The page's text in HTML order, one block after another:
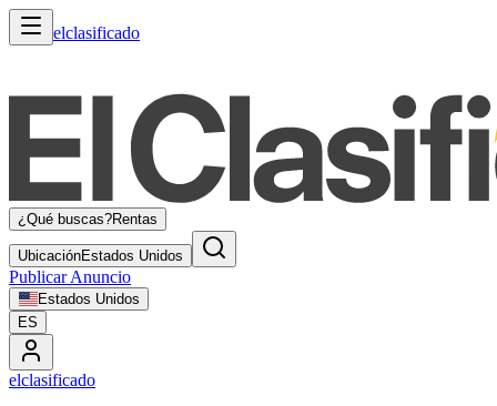
elclasificado
¿Qué buscas?Rentas
UbicaciónEstados Unidos
Publicar Anuncio
Estados Unidos
ES
elclasificado